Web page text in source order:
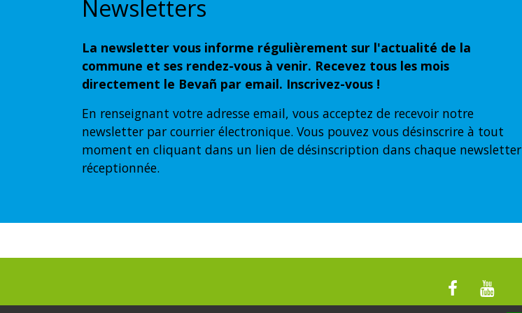
Newsletters
La newsletter vous informe régulièrement sur l'actualité de la
commune et ses rendez-vous à venir. Recevez tous les mois
directement le Bevañ par email. Inscrivez-vous !
En renseignant votre adresse email, vous acceptez de recevoir notre
newsletter par courrier électronique. Vous pouvez vous désinscrire à tout
moment en cliquant dans un lien de désinscription dans chaque newsletter
réceptionnée.